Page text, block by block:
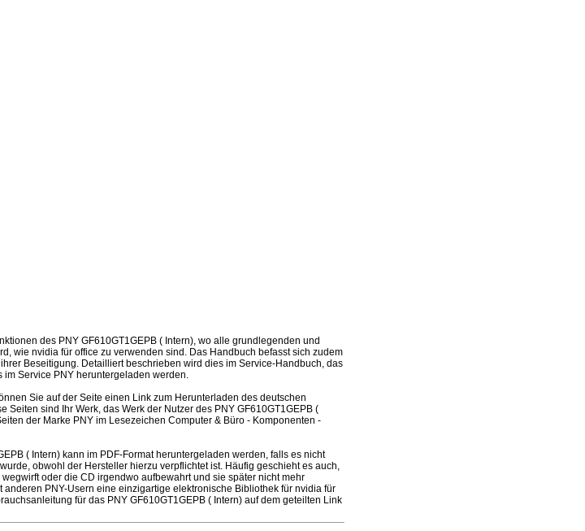
des PNY GF610GT1GEPB ( Intern), wo alle grundlegenden und
wie nvidia für office zu verwenden sind. Das Handbuch befasst sich zudem
Beseitigung. Detailliert beschrieben wird dies im Service-Handbuch, das
Service PNY heruntergeladen werden.
Sie auf der Seite einen Link zum Herunterladen des deutschen
sind Ihr Werk, das Werk der Nutzer des PNY GF610GT1GEPB (
der Marke PNY im Lesezeichen Computer & Büro - Komponenten -
( Intern) kann im PDF-Format heruntergeladen werden, falls es nicht
obwohl der Hersteller hierzu verpflichtet ist. Häufig geschieht es auch,
oder die CD irgendwo aufbewahrt und sie später nicht mehr
PNY-Usern eine einzigartige elektronische Bibliothek für nvidia für
für das PNY GF610GT1GEPB ( Intern) auf dem geteilten Link